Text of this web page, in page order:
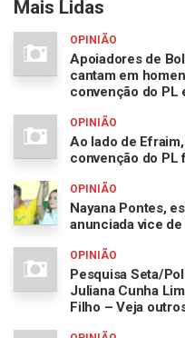
Mais Lidas
OPINIÃO
Apoiadores de
cantam em
convenção do PL
OPINIÃO
Ao lado de
convenção do PL
OPINIÃO
Nayana Pontes,
anunciada vice
OPINIÃO
Pesquisa Seta/
Juliana Cunha
Filho – Veja